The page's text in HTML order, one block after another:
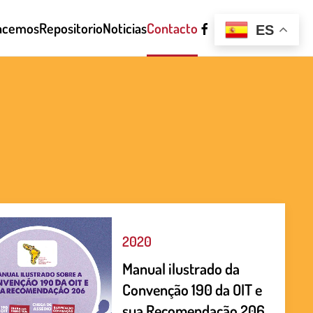
RepositorioNoticiasContacto
2020
Manual ilustrado da
Convenção 190 da OIT e
ES